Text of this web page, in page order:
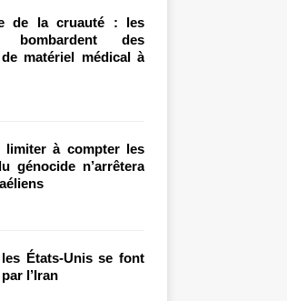
de la cruauté : les
bombardent des
matériel médical à
limiter à compter les
génocide n’arrêtera
États-Unis se font
l’Iran